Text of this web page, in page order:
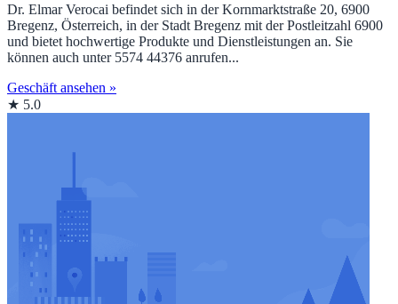
Dr. Elmar Verocai befindet sich in der Kornmarktstraße 20, 6900
Bregenz, Österreich, in der Stadt Bregenz mit der Postleitzahl 6900
und bietet hochwertige Produkte und Dienstleistungen an. Sie
können auch unter 5574 44376 anrufen...
Geschäft ansehen »
★ 5.0